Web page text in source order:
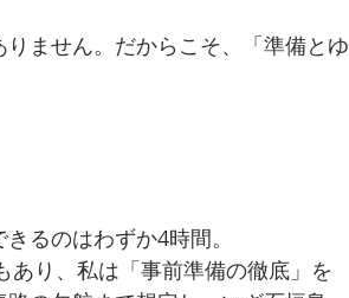
ません。だからこそ、「準備とゆ
るのはわずか4時間。
り、私は「事前準備の徹底」を